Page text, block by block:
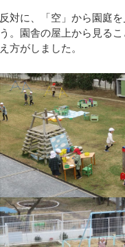
反対に、「空」から園庭
う。園舎の屋上から見る
え方がしました。